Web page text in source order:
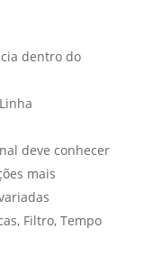
dentro do
deve conhecer
mais
Filtro, Tempo